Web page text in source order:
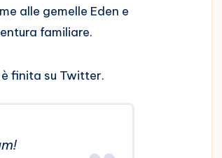
alle gemelle Eden e
familiare.
finita su Twitter.